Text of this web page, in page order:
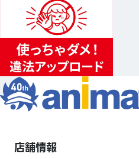
店舗情報